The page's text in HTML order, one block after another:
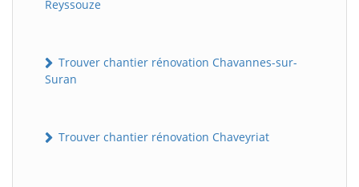
Reyssouze
Trouver chantier rénovation Chavannes-sur-
Suran
Trouver chantier rénovation Chaveyriat